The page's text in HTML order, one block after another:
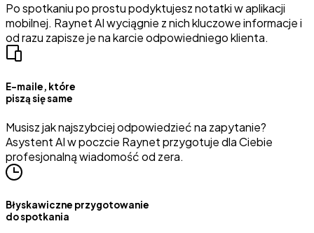
Po spotkaniu po prostu podyktujesz notatki w aplikacji
mobilnej. Raynet AI wyciągnie z nich kluczowe informacje i
od razu zapisze je na karcie odpowiedniego klienta.
E-maile, które
piszą się same
Musisz jak najszybciej odpowiedzieć na zapytanie?
Asystent AI w poczcie Raynet przygotuje dla Ciebie
profesjonalną wiadomość od zera.
Błyskawiczne przygotowanie
do spotkania